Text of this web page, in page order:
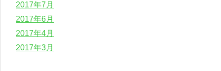
2017年7月
2017年6月
2017年4月
2017年3月